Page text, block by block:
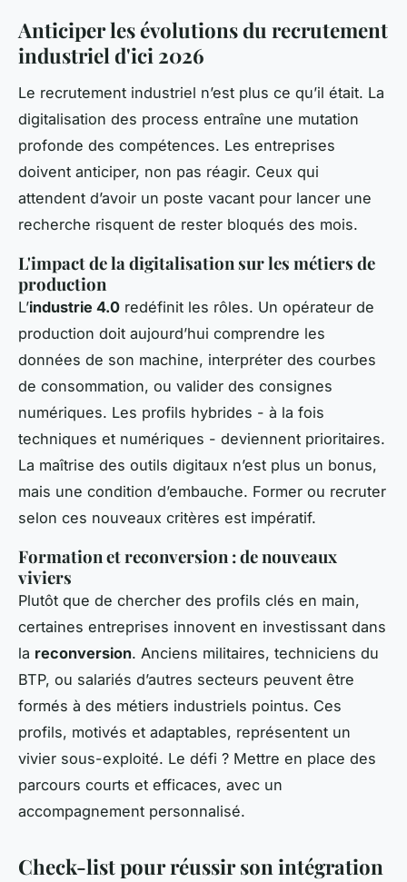
Anticiper les évolutions du recrutement
industriel d'ici 2026
Le recrutement industriel n’est plus ce qu’il était. La
digitalisation des process entraîne une mutation
profonde des compétences. Les entreprises
doivent anticiper, non pas réagir. Ceux qui
attendent d’avoir un poste vacant pour lancer une
recherche risquent de rester bloqués des mois.
L'impact de la digitalisation sur les métiers de
production
L’industrie 4.0 redéfinit les rôles. Un opérateur de
production doit aujourd’hui comprendre les
données de son machine, interpréter des courbes
de consommation, ou valider des consignes
numériques. Les profils hybrides - à la fois
techniques et numériques - deviennent prioritaires.
La maîtrise des outils digitaux n’est plus un bonus,
mais une condition d’embauche. Former ou recruter
selon ces nouveaux critères est impératif.
Formation et reconversion : de nouveaux
viviers
Plutôt que de chercher des profils clés en main,
certaines entreprises innovent en investissant dans
la reconversion. Anciens militaires, techniciens du
BTP, ou salariés d’autres secteurs peuvent être
formés à des métiers industriels pointus. Ces
profils, motivés et adaptables, représentent un
vivier sous-exploité. Le défi ? Mettre en place des
parcours courts et efficaces, avec un
accompagnement personnalisé.
Check-list pour réussir son intégration